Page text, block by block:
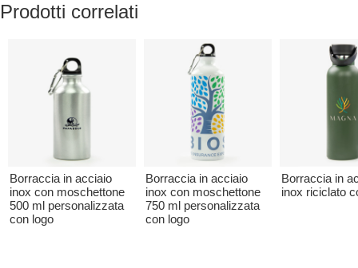
Prodotti correlati
Borraccia in acciaio
inox con moschettone
500 ml personalizzata
con logo
Borraccia in acciaio
inox con moschettone
750 ml personalizzata
con logo
Borraccia in
inox riciclato